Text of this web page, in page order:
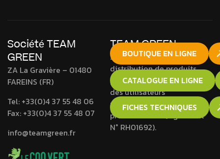
Société TEAM
GREEN
ZA La Gravière – 01480
FAREINS (FR)
Tel: +33(0)4 37 55 48 06
Fax: +33(0)4 37 55 48 07
info@teamgreen.fr
TEAM GREEN
Société agréée pour la
distribution de produits
phytopharmaceutiques à
des utilisateurs
professionnels et non
professionnels (Agrément
N° RH01692).
BOUTIQUE EN LIGNE
CATALOGUE EN LIGNE
FICHES TECHNIQUES